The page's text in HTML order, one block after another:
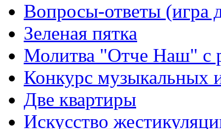
Вопросы-ответы (игра
Зеленая пятка
Молитва "Отче Наш" с
Конкурс музыкальных
Две квартиры
Искусство